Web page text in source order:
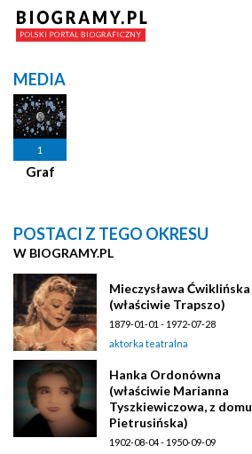
MEDIA
1
Graf
POSTACI Z TEGO OKRESU
W BIOGRAMY.PL
Mieczysława Ćwiklińska
(właściwie Trapszo)
1879-01-01 - 1972-07-28
aktorka teatralna
Hanka Ordonówna
(właściwie Marianna
Tyszkiewiczowa, z domu
Pietrusińska)
1902-08-04 - 1950-09-09